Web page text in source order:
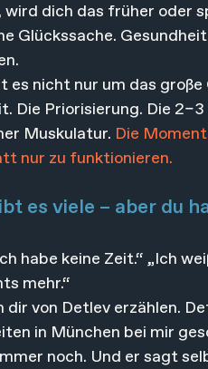
dich das früher oder
Glückssache.
es nicht nur um das
Die Priorisierung. Die
Muskulatur. Die
nur zu funktionieren.
es viele – aber du
habe keine Zeit.“ „Ich
mehr.“
dir von Detlev erzählen.
in München bei mir
noch. Und er sagt